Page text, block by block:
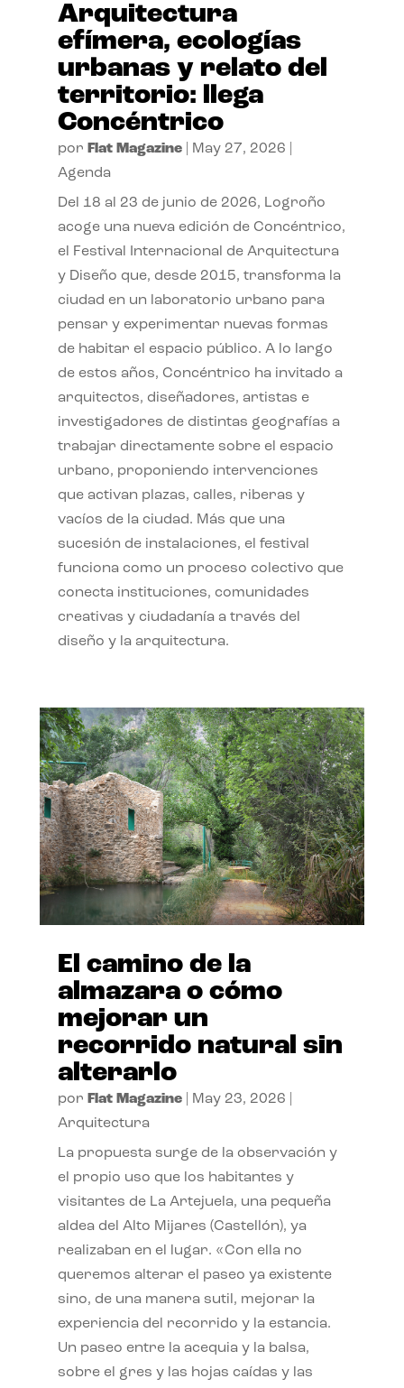
Arquitectura
efímera, ecologías
urbanas y relato del
territorio: llega
Concéntrico
por Flat Magazine| May 27, 2026
Agenda
Del 18 al 23 de junio de 2026, Logroño
acoge una nueva edición de Concéntrico,
el Festival Internacional de Arquitectura
y Diseño que, desde 2015, transforma la
ciudad en un laboratorio urbano para
pensar y experimentar nuevas formas
de habitar el espacio público. A lo largo
de estos años, Concéntrico ha invitado a
arquitectos, diseñadores, artistas e
investigadores de distintas geografías a
trabajar directamente sobre el espacio
urbano, proponiendo intervenciones
que activan plazas, calles, riberas y
vacíos de la ciudad. Más que una
sucesión de instalaciones, el festival
funciona como un proceso colectivo que
conecta instituciones, comunidades
creativas y ciudadanía a través del
diseño y la arquitectura.
El camino de la
almazara o cómo
mejorar un
recorrido natural sin
alterarlo
por Flat Magazine| May 23, 2026
Arquitectura
La propuesta surge de la observación y
el propio uso que los habitantes y
visitantes de La Artejuela, una pequeña
aldea del Alto Mijares (Castellón), ya
realizaban en el lugar. «Con ella no
queremos alterar el paseo ya existente
sino, de una manera sutil, mejorar la
experiencia del recorrido y la estancia.
Un paseo entre la acequia y la balsa,
sobre el gres y las hojas caídas y las